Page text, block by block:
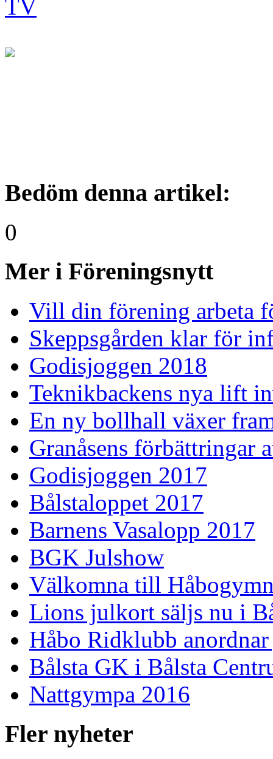
Bedöm denna artikel:
0
Mer i Föreningsnytt
Vill din förening arbeta
Skeppsgården klar för
Godisjoggen 2018
Teknikbackens nya lift
En ny bollhall växer
Granåsens förbättringar
Godisjoggen 2017
Bålstaloppet 2017
Barnens Vasalopp 2017
BGK Julshow
Välkomna till
Lions julkort säljs nu i
Håbo Ridklubb
Bålsta GK i Bålsta
Nattgympa 2016
Fler nyheter